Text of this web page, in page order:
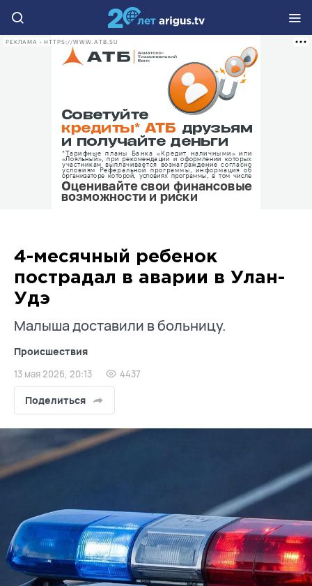
РЕКЛАМА • HTTPS://WWW.ATB.SU
4-месячный ребенок
пострадал в аварии в Улан-
Удэ
Малыша доставили в больницу.
Происшествия
13 мая 2026, 20:13 4437
Поделиться